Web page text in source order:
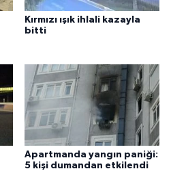
Kırmızı ışık ihlali kazayla
bitti
Apartmanda yangın paniği:
5 kişi dumandan etkilendi